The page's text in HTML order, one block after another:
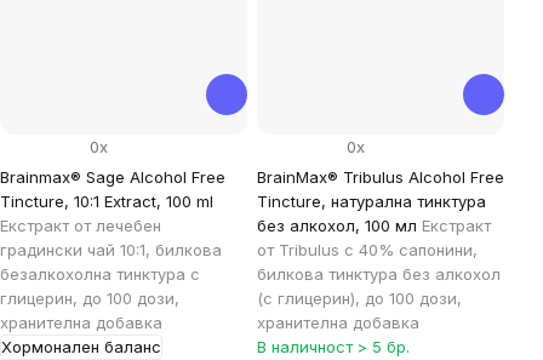
Brainmax® Sage Alcohol Free
Tincture, 10:1 Extract, 100 ml
Екстракт от лечебен
градински чай 10:1, билкова
безалкохолна тинктура с
глицерин, до 100 дози,
хранителна добавка
Хормонален баланс
0x
BrainMax® Tribulus Alcohol Free
Tincture, натурална тинктура
без алкохол, 100 мл Екстракт
от Tribulus с 40% сапонини,
билкова тинктура без алкохол
(с глицерин), до 100 дози,
хранителна добавка
0x
В наличност > 5 бр.